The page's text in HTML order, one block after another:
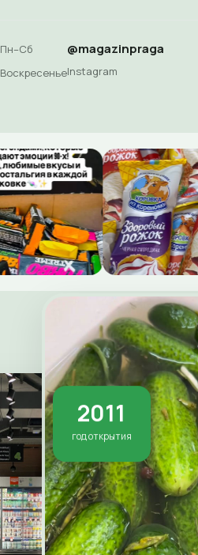
Пн–Сб
Воскресенье
@magazinpraga
Instagram
2011
год открытия